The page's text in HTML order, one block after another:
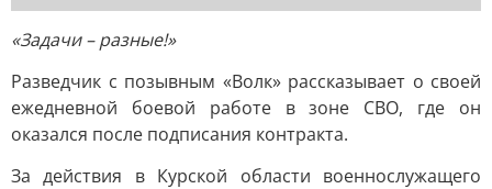
«Задачи – разные!»
Разведчик с позывным «Волк» рассказывает о своей
ежедневной боевой работе в зоне СВО, где он
оказался после подписания контракта.
За действия в Курской области военнослужащего